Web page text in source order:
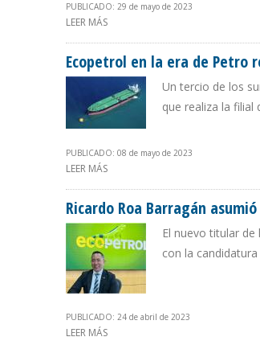
PUBLICADO: 29 de mayo de 2023
LEER MÁS
Ecopetrol en la era de Petro
Un tercio de los
que realiza la
PUBLICADO: 08 de mayo de 2023
LEER MÁS
Ricardo Roa Barragán
El nuevo titular
con la
PUBLICADO: 24 de abril de 2023
LEER MÁS